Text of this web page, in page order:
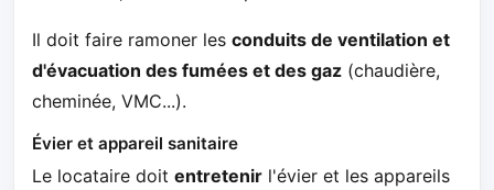
Il doit faire ramoner les conduits de ventilation et
d'évacuation des fumées et des gaz (chaudière,
cheminée, VMC...).
Évier et appareil sanitaire
Le locataire doit entretenir l'évier et les appareils